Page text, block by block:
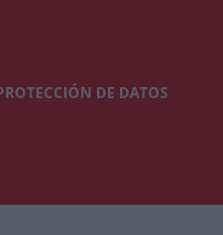
DE DATOS